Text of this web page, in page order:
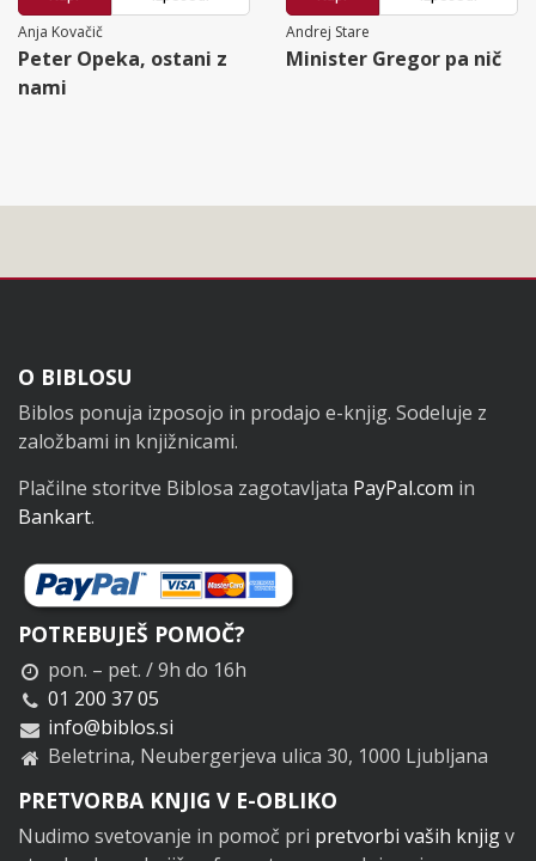
Anja Kovačič
Peter Opeka, ostani z
nami
Andrej Stare
Minister Gregor pa nič
Noga
O BIBLOSU
Biblos ponuja izposojo in prodajo e-knjig. Sodeluje z
založbami in knjižnicami.
Plačilne storitve Biblosa zagotavljata PayPal.com in
Bankart.
POTREBUJEŠ POMOČ?
pon. – pet. / 9h do 16h
01 200 37 05
info@biblos.si
Beletrina, Neubergerjeva ulica 30, 1000 Ljubljana
PRETVORBA KNJIG V E-OBLIKO
Nudimo svetovanje in pomoč pri pretvorbi vaših knjigv